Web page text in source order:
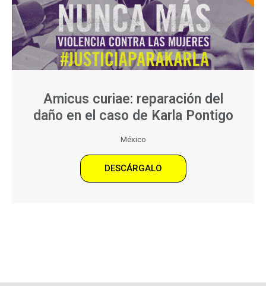
Amicus curiae: reparación del
daño en el caso de Karla Pontigo
México
DESCÁRGALO